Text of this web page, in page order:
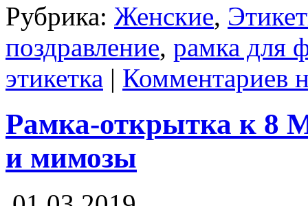
Рубрика: Женские,
поздравление, рамка для
этикетка | Комментариев
Рамка-открытка к 8
и мимозы